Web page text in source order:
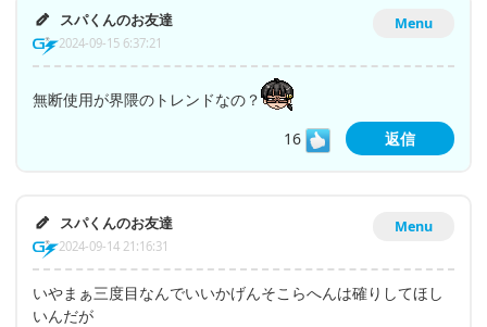
Menu
スパくんのお友達
2024-09-15 6:37:21
無断使用が界隈のトレンドなの？
16
返信
Menu
スパくんのお友達
2024-09-14 21:16:31
いやまぁ三度目なんでいいかげんそこらへんは確りしてほし
いんだが